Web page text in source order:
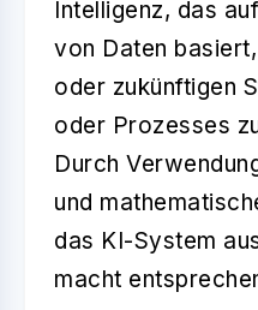
Intelligenz, das
von Daten
oder zukünftigen
oder Prozesses
Durch
und
das KI-System
macht